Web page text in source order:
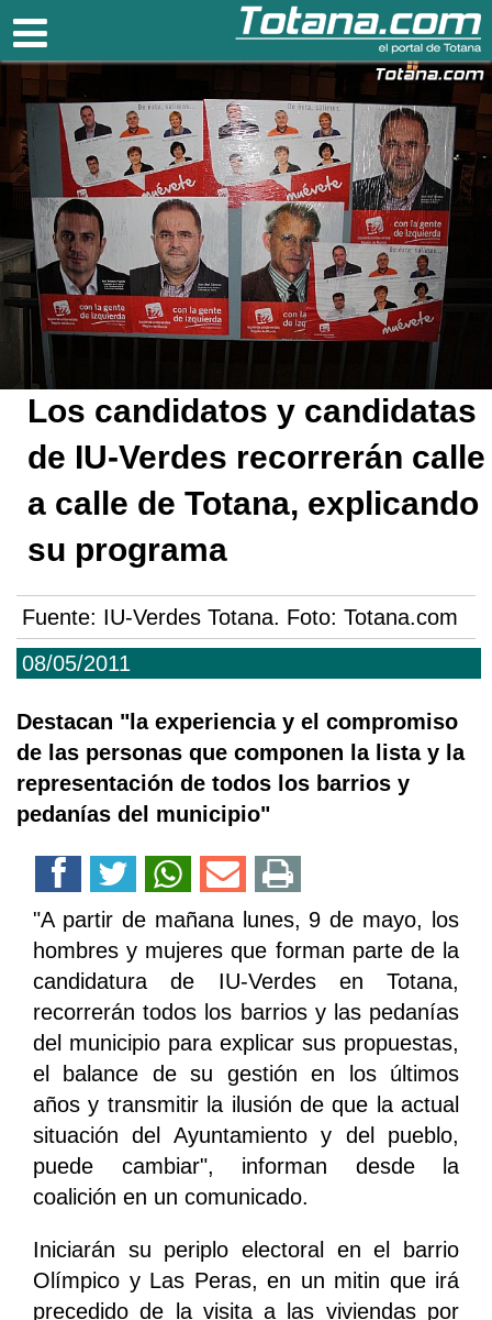
Totana.com
08/05/2011
Los candidatos y candidatas
de IU-Verdes recorrerán calle
a calle de Totana, explicando
su programa
Fuente: IU-Verdes Totana. Foto: Totana.com
Destacan "la experiencia y el compromiso
de las personas que componen la lista y la
representación de todos los barrios y
pedanías del municipio"
"A partir de mañana lunes, 9 de mayo, los
hombres y mujeres que forman parte de la
candidatura de IU-Verdes en Totana,
recorrerán todos los barrios y las pedanías
del municipio para explicar sus propuestas,
el balance de su gestión en los últimos
años y transmitir la ilusión de que la actual
situación del Ayuntamiento y del pueblo,
puede cambiar", informan desde la
coalición en un comunicado.
Iniciarán su periplo electoral en el barrio
Olímpico y Las Peras, en un mitin que irá
precedido de la visita a las viviendas por